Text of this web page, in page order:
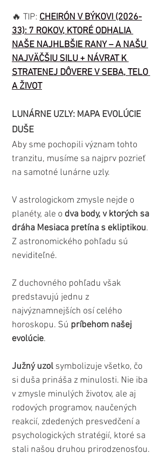
🔥 TIP: CHEIRÓN V BÝKOVI (2026-
33): 7 ROKOV, KTORÉ ODHALIA
NAŠE NAJHLBŠIE RANY – A NAŠU
NAJVÄČŠIU SILU + NÁVRAT K
STRATENEJ DÔVERE V SEBA, TELO
A ŽIVOT
LUNÁRNE UZLY: MAPA EVOLÚCIE
DUŠE
Aby sme pochopili význam tohto
tranzitu, musíme sa najprv pozrieť
na samotné lunárne uzly.
V astrologickom zmysle nejde o
planéty, ale o dva body, v ktorých sa
dráha Mesiaca pretína s ekliptikou.
Z astronomického pohľadu sú
neviditeľné.
Z duchovného pohľadu však
predstavujú jednu z
najvýznamnejších osí celého
horoskopu. Sú príbehom našej
evolúcie.
Južný uzol symbolizuje všetko, čo
si duša prináša z minulosti. Nie iba
v zmysle minulých životov, ale aj
rodových programov, naučených
reakcií, zdedených presvedčení a
psychologických stratégií, ktoré sa
stali našou druhou prirodzenosťou.